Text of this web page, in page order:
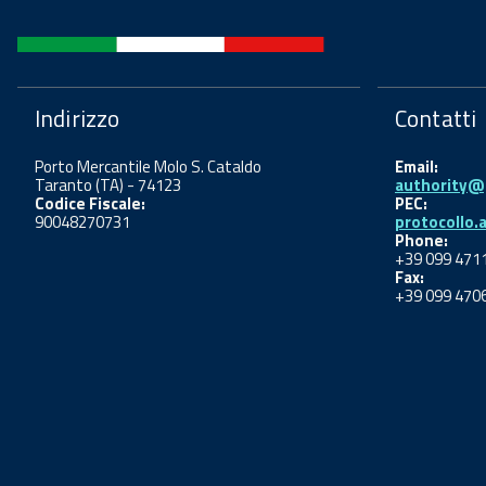
Indirizzo
Porto Mercantile Molo S. Cataldo
Taranto (TA) - 74123
Codice Fiscale:
90048270731
Contatti
Email:
PEC:
Phone:
+39 099
Fax:
+39 099